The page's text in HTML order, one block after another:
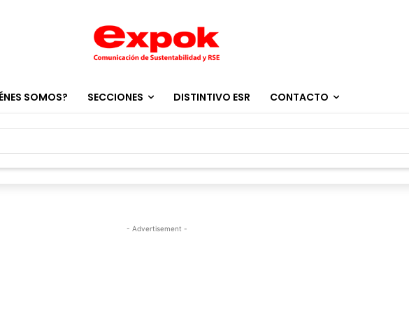
SOMOS? SECCIONES DISTINTIVO ESR CONTACTO
- Advertisement -